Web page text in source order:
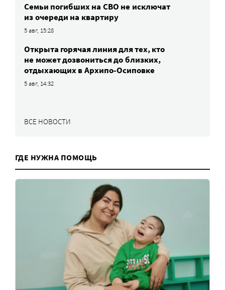
Семьи погибших на СВО не исключат
из очереди на квартиру
5 авг, 15:28
Открыта горячая линия для тех, кто
не может дозвониться до близких,
отдыхающих в Архипо-Осиповке
5 авг, 14:32
ВСЕ НОВОСТИ
ГДЕ НУЖНА ПОМОЩЬ